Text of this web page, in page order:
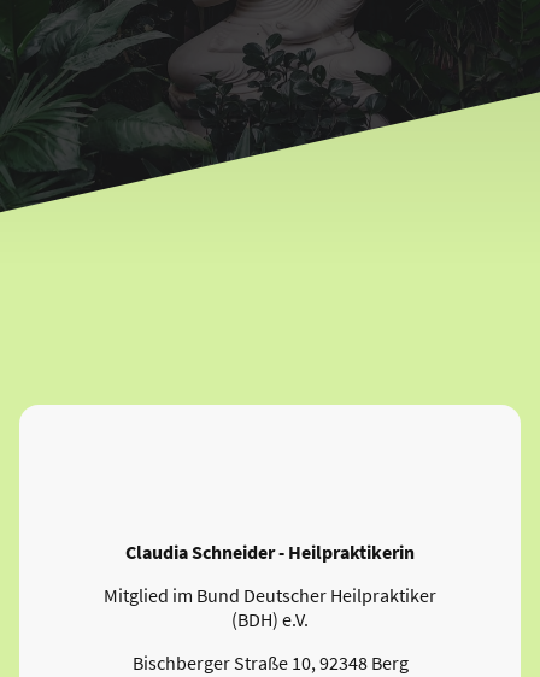
Claudia Schneider - Heilpraktikerin
Mitglied im Bund Deutscher Heilpraktiker
(BDH) e.V.
Bischberger Straße 10, 92348 Berg